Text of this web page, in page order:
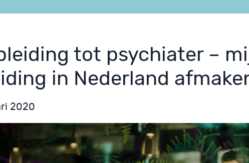
tot psychiater –
in Nederland
2020